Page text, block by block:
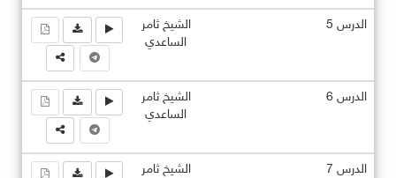
الدرس 5
الشيخ ثامر
الساعدي
الدرس 6
الشيخ ثامر
الساعدي
الدرس 7
الشيخ ثامر